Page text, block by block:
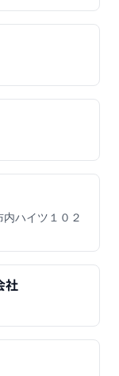
ハイツ１０２
社